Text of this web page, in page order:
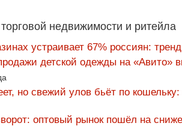
недвижимости и ритейла
устраивает 67% россиян:
детской одежды на «Авито»
но свежий улов бьёт по
оптовый рынок пошёл на